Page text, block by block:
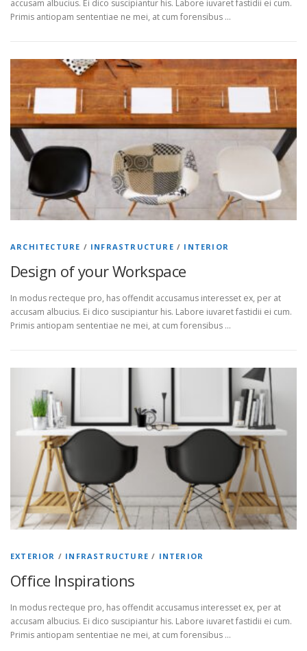
accusam albucius. Ei dico suscipiantur his. Labore iuvaret fastidii ei cum.
Primis antiopam sententiae ne mei, at cum forensibus …
ARCHITECTURE / INFRASTRUCTURE / INTERIOR
Design of your Workspace
In modus recteque pro, has offendit accusamus interesset ex, per at
accusam albucius. Ei dico suscipiantur his. Labore iuvaret fastidii ei cum.
Primis antiopam sententiae ne mei, at cum forensibus …
EXTERIOR / INFRASTRUCTURE / INTERIOR
Office Inspirations
In modus recteque pro, has offendit accusamus interesset ex, per at
accusam albucius. Ei dico suscipiantur his. Labore iuvaret fastidii ei cum.
Primis antiopam sententiae ne mei, at cum forensibus ...